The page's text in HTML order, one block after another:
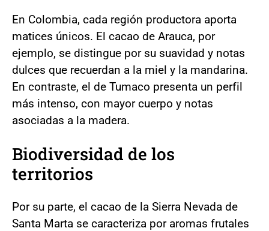
En Colombia, cada región productora aporta
matices únicos. El cacao de Arauca, por
ejemplo, se distingue por su suavidad y notas
dulces que recuerdan a la miel y la mandarina.
En contraste, el de Tumaco presenta un perfil
más intenso, con mayor cuerpo y notas
asociadas a la madera.
Biodiversidad de los
territorios
Por su parte, el cacao de la Sierra Nevada de
Santa Marta se caracteriza por aromas frutales